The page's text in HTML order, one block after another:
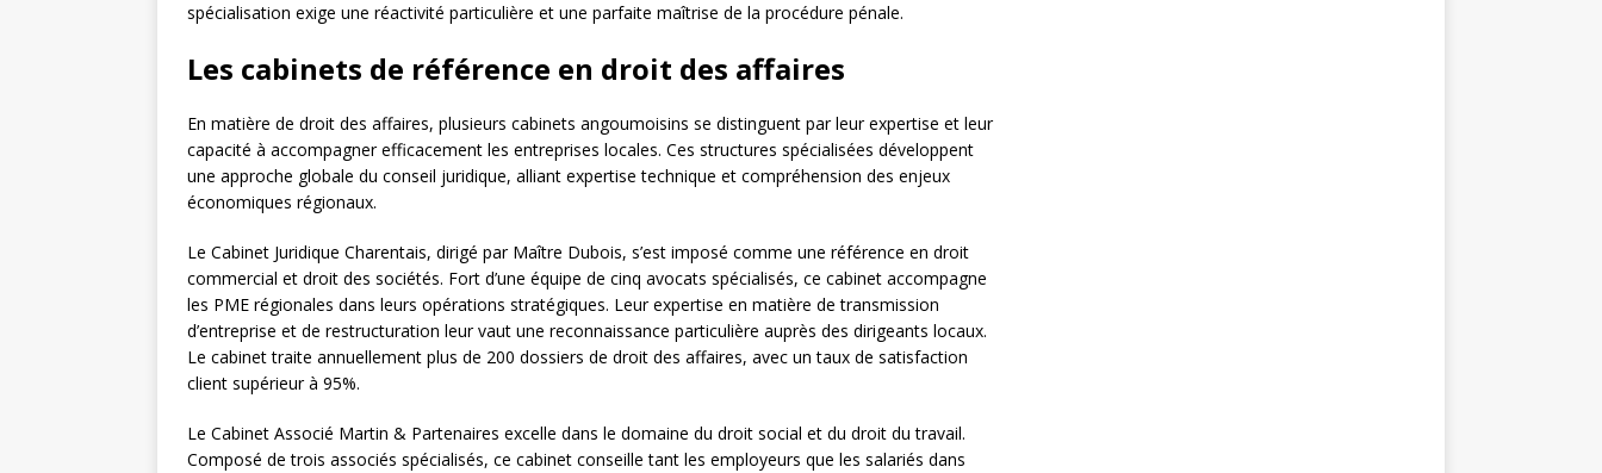
spécialisation exige une réactivité particulière et une parfaite maîtrise de la procédure pénale.
Les cabinets de référence en droit des affaires
En matière de droit des affaires, plusieurs cabinets angoumoisins se distinguent par leur expertise et leur
capacité à accompagner efficacement les entreprises locales. Ces structures spécialisées développent
une approche globale du conseil juridique, alliant expertise technique et compréhension des enjeux
économiques régionaux.
Le Cabinet Juridique Charentais, dirigé par Maître Dubois, s’est imposé comme une référence en droit
commercial et droit des sociétés. Fort d’une équipe de cinq avocats spécialisés, ce cabinet accompagne
les PME régionales dans leurs opérations stratégiques. Leur expertise en matière de transmission
d’entreprise et de restructuration leur vaut une reconnaissance particulière auprès des dirigeants locaux.
Le cabinet traite annuellement plus de 200 dossiers de droit des affaires, avec un taux de satisfaction
client supérieur à 95%.
Le Cabinet Associé Martin & Partenaires excelle dans le domaine du droit social et du droit du travail.
Composé de trois associés spécialisés, ce cabinet conseille tant les employeurs que les salariés dans